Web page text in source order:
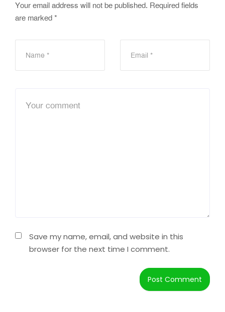
Your email address will not be published. Required fields
are marked *
Save my name, email, and website in this
browser for the next time I comment.